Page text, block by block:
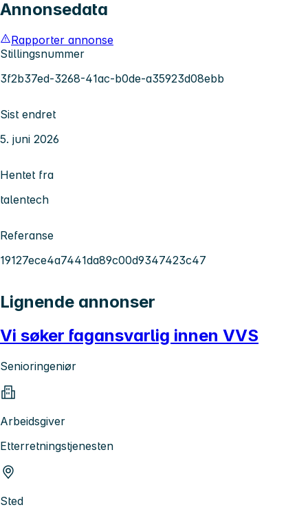
Annonsedata
Rapporter annonse
Stillingsnummer
3f2b37ed-3268-41ac-b0de-a35923d08ebb
Sist endret
5. juni 2026
Hentet fra
talentech
Referanse
19127ece4a7441da89c00d9347423c47
Lignende annonser
Vi søker fagansvarlig innen VVS
Senioringeniør
Arbeidsgiver
Etterretningstjenesten
Sted